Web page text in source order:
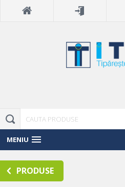
MENIU
PRODUSE